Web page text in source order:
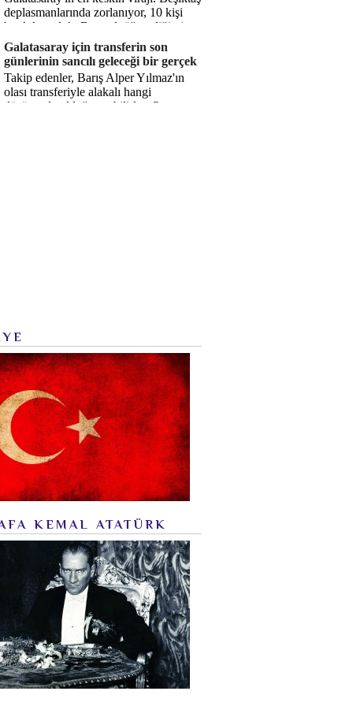
deplasmanlarında zorlanıyor, 10 kişi
bırakılıyorduk. Bu artık öğrendiğimiz
bir gerçek. Sane...
Galatasaray için transferin son
günlerinin sancılı geleceği bir gerçek
Takip edenler, Barış Alper Yılmaz'ın
olası transferiyle alakalı hangi
düşüncede olduğumu bilirler. O
KEMAL ATATÜRK